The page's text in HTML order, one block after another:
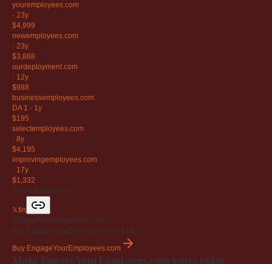
youremployees.com
· 23y
$4,999
newemployees.com
· 23y
$3,888
ourdeployment.com
· 12y
$988
businessemployees.com
DA 1 · 1y
$195
selectemployees.com
· 8y
$4,195
improvingemployees.com
· 17y
$1,332
Share this domain
𝕏fin
EngageYourEmployees.com
Buy EngageYourEmployees.com$195
Buy EngageYourEmployees.com
Make EngageYourEmployees.com yours today.